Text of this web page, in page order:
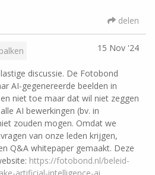
delen
15 Nov '24
discussie. De Fotobond
AI-gegenereerde beelden in
niet toe maar dat wil niet zeggen
AI bewerkingen (bv. in
zouden mogen. Omdat we
van onze leden krijgen,
Q&A whitepaper gemaakt. Deze
https://fotobond.nl/beleid-
artificial-intelligence-ai